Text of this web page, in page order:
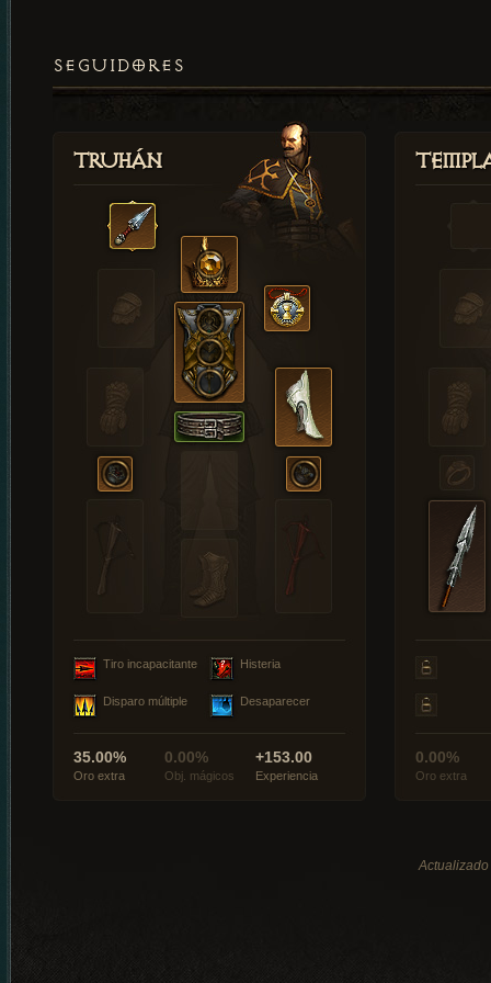
SEGUIDORES
Truhán
Tiro incapacitante Histeria
Disparo múltiple Desaparecer
35.00%
Oro extra
0.00%
Obj. mágicos
+153.00
Experiencia
0.00%
Oro extra